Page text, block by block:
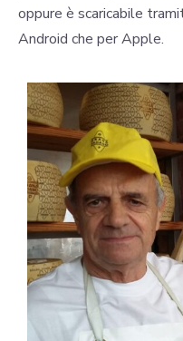
oppure è scaricabile
Android che per Apple.